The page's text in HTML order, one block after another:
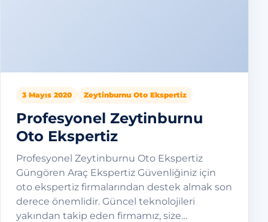
3 Mayıs 2020 Zeytinburnu Oto Ekspertiz
Profesyonel Zeytinburnu
Oto Ekspertiz
Profesyonel Zeytinburnu Oto Ekspertiz
Güngören Araç Ekspertiz Güvenliğiniz için
oto ekspertiz firmalarından destek almak son
derece önemlidir. Güncel teknolojileri
yakından takip eden firmamız, size…